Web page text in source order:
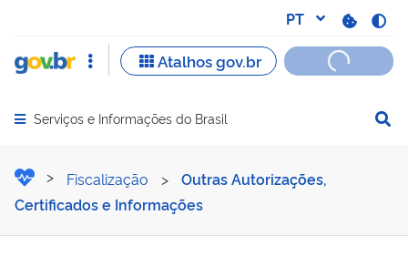
Abrir menu principal de navegação
Serviços e Informações do Brasil
Tirar o Certificado
Fiscalização >
Outras Autorizações,
Certificados e Informações